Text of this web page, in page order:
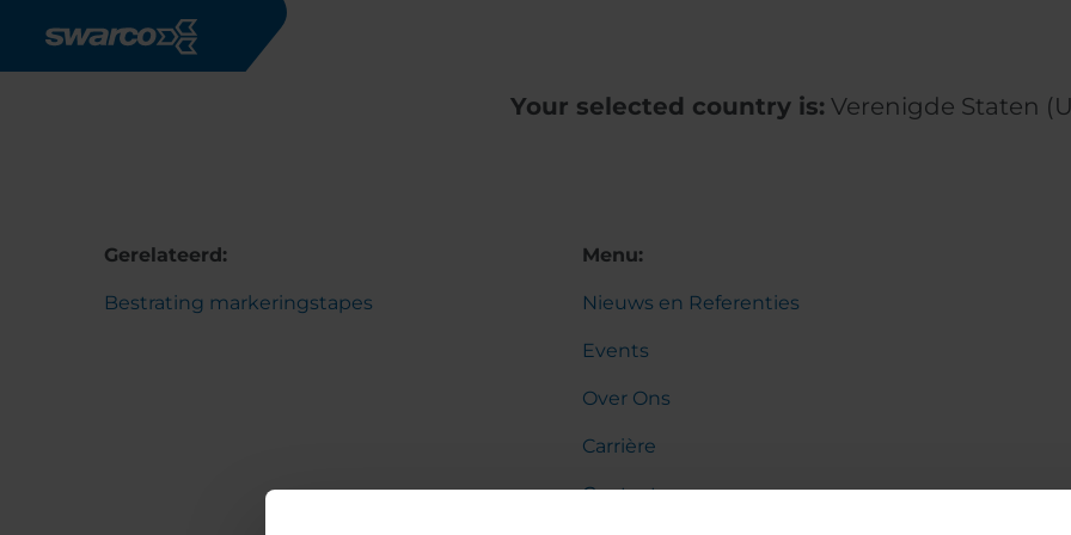
Overslaan en naar de inhoud gaan
Your selected country is: Verenigde Staten
Gerelateerd:
Bestrating markeringstapes
Menu:
Nieuws en Referenties
Events
Over Ons
Carrière
Contact